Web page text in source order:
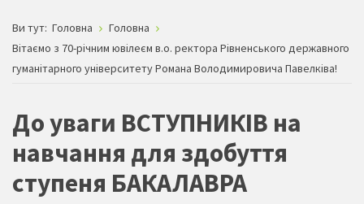
Ви тут: Головна
Головна
Вітаємо з 70-річним ювілеєм в.о. ректора Рівненського державного
гуманітарного університету Романа Володимировича Павелківа!
До уваги ВСТУПНИКІВ на
навчання для здобуття
ступеня БАКАЛАВРА